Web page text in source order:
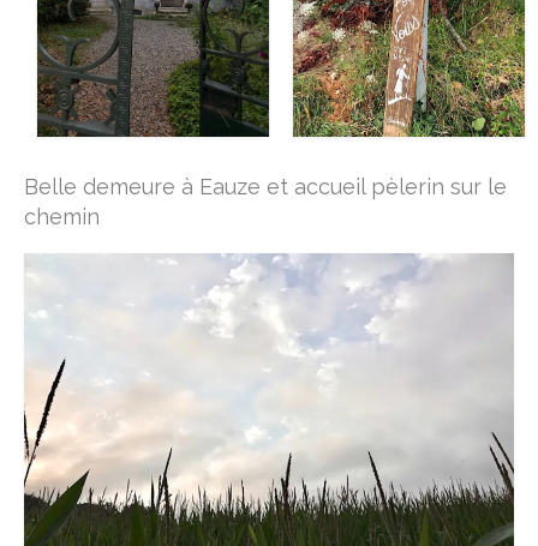
Belle demeure à Eauze et accueil pèlerin sur le
chemin